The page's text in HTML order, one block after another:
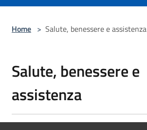
Home > Salute, benessere e assistenza
Salute, benessere e
assistenza